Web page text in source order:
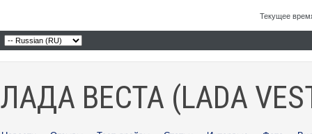
Текущее
ЛАДА ВЕСТА (LADA